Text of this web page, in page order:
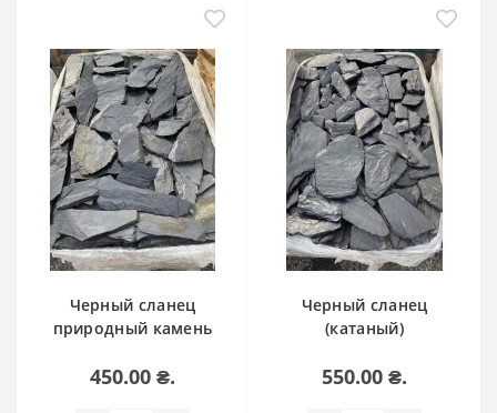
Черный сланец
природный камень
450.00 ₴.
Черный сланец
(катаный)
550.00 ₴.